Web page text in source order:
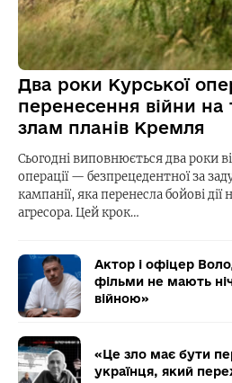
Два роки Курської
перенесення війни
злам планів Кремля
Сьогодні виповнюється два роки
операції — безпрецедентної за
кампанії, яка перенесла бойові
агресора. Цей крок…
Актор і офіцер
фільми не мають
війною»
«Це зло має бути
українця, який